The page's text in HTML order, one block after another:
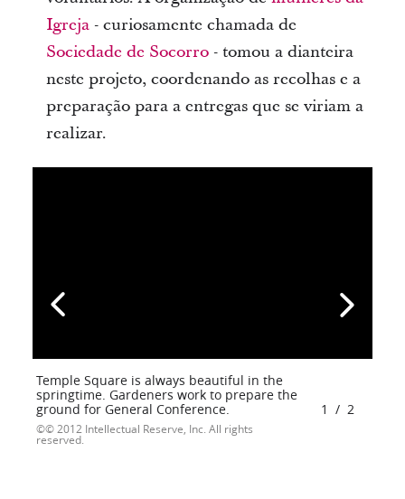
Igreja- curiosamente chamada de
Sociedade de Socorro- tomou a dianteira
neste projeto, coordenando as recolhas e a
preparação para a entregas que se viriam a
realizar.
Temple Square is always beautiful in the
springtime. Gardeners work to prepare the
ground for General Conference.
© 2012 Intellectual Reserve, Inc. All rights
reserved.
1 / 2